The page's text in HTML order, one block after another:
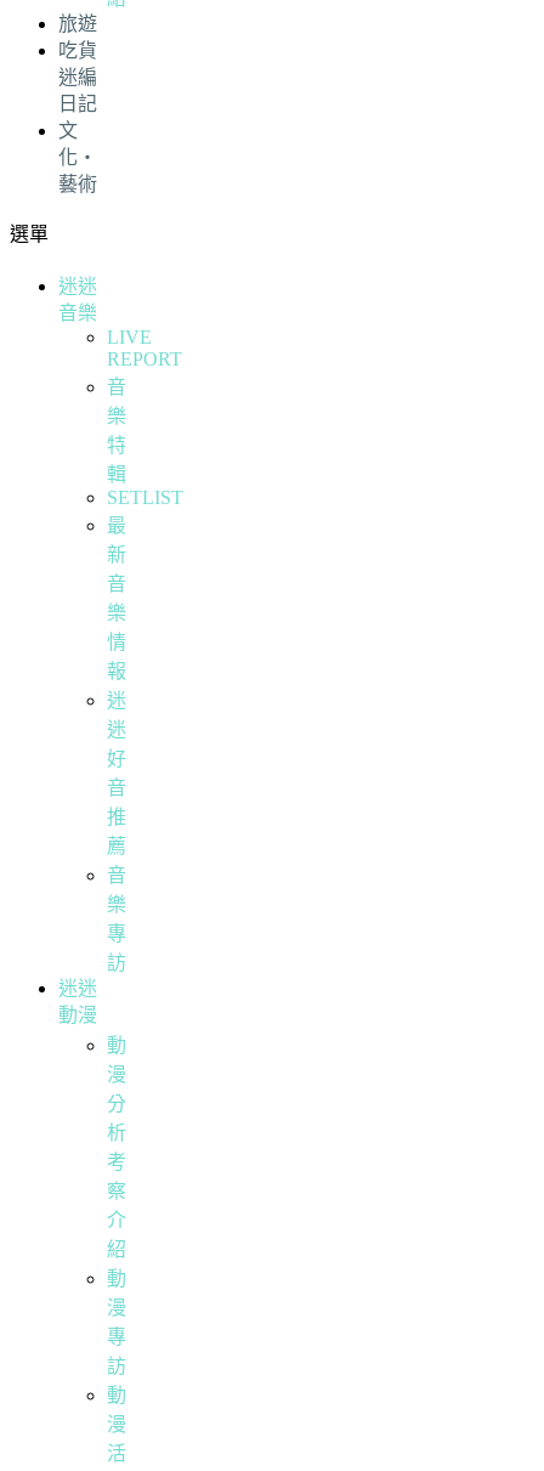
旅遊
吃貨
迷編
日記
文
化・
藝術
選單
迷迷
音樂
LIVE
REPORT
音
樂
特
輯
SETLIST
最
新
音
樂
情
報
迷
迷
好
音
推
薦
音
樂
專
訪
迷迷
動漫
動
漫
分
析
考
察
介
紹
動
漫
專
訪
動
漫
活